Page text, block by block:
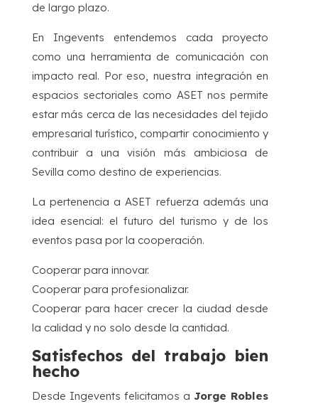
de largo plazo.
En Ingevents entendemos cada proyecto
como una herramienta de comunicación con
impacto real. Por eso, nuestra integración en
espacios sectoriales como ASET nos permite
estar más cerca de las necesidades del tejido
empresarial turístico, compartir conocimiento y
contribuir a una visión más ambiciosa de
Sevilla como destino de experiencias.
La pertenencia a ASET refuerza además una
idea esencial: el futuro del turismo y de los
eventos pasa por la cooperación.
Cooperar para innovar.
Cooperar para profesionalizar.
Cooperar para hacer crecer la ciudad desde
la calidad y no solo desde la cantidad.
Satisfechos del trabajo bien
hecho
Desde Ingevents felicitamos aJorge Robles